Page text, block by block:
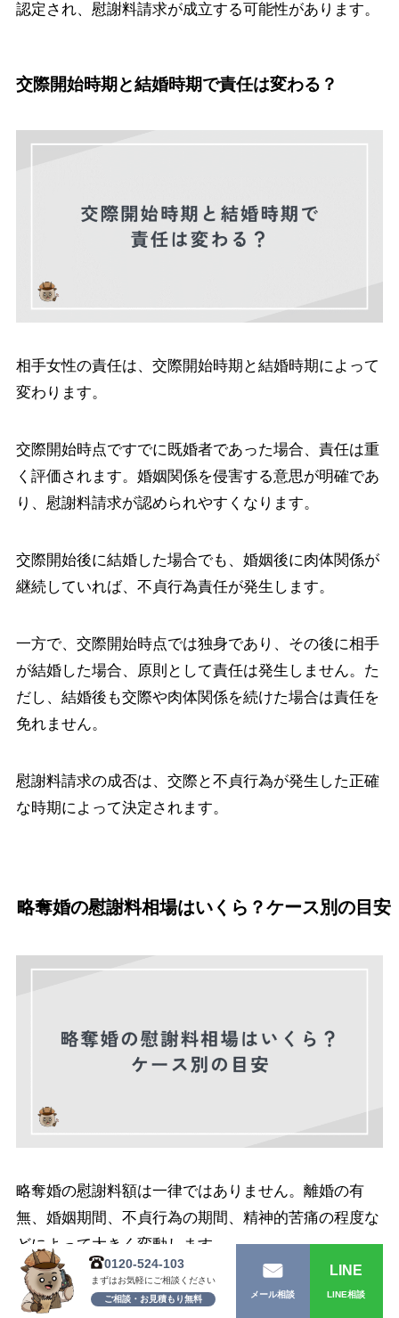
認定され、慰謝料請求が成立する可能性があります。
交際開始時期と結婚時期で責任は変わる？
相手女性の責任は、交際開始時期と結婚時期によって
変わります。
交際開始時点ですでに既婚者であった場合、責任は重
く評価されます。婚姻関係を侵害する意思が明確であ
り、慰謝料請求が認められやすくなります。
交際開始後に結婚した場合でも、婚姻後に肉体関係が
継続していれば、不貞行為責任が発生します。
一方で、交際開始時点では独身であり、その後に相手
が結婚した場合、原則として責任は発生しません。た
だし、結婚後も交際や肉体関係を続けた場合は責任を
免れません。
慰謝料請求の成否は、交際と不貞行為が発生した正確
な時期によって決定されます。
略奪婚の慰謝料相場はいくら？ケース別の目安
略奪婚の慰謝料額は一律ではありません。離婚の有
無、婚姻期間、不貞行為の期間、精神的苦痛の程度な
どによって大きく変動します。
裁判実務では、略奪婚に関する慰謝料の相場は50万
0120-524-103
まずはお気軽にご相談ください
ご相談・お見積もり無料
メール相談
LINE
LINE相談